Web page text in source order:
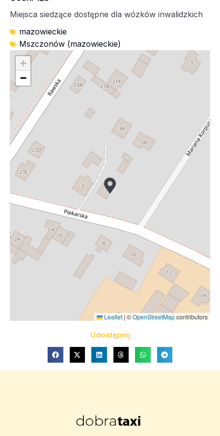
Miejsca siedzące dostępne dla wózków inwalidzkich
mazowieckie
Mszczonów (mazowieckie)
+
−
Leaflet | ©OpenStreetMapcontributors
Udostępnij